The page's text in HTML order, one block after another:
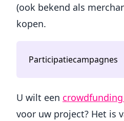
(ook bekend als
kopen.
Participatiecampagnes
U wilt een
voor uw project? Het is